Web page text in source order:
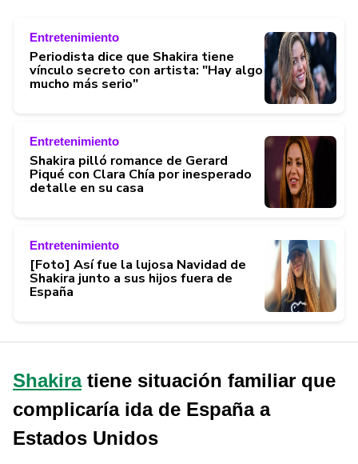
Entretenimiento
Periodista dice que Shakira tiene
vínculo secreto con artista: "Hay algo
mucho más serio"
Entretenimiento
Shakira pilló romance de Gerard
Piqué con Clara Chía por inesperado
detalle en su casa
Entretenimiento
[Foto] Así fue la lujosa Navidad de
Shakira junto a sus hijos fuera de
España
Shakiratiene situación familiar que
complicaría ida de España a
Estados Unidos